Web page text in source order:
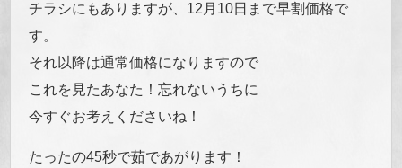
チラシにもありますが、12月10日まで早割価格で
す。
それ以降は通常価格になりますので
これを見たあなた！忘れないうちに
今すぐお考えくださいね！
たったの45秒で茹であがります！